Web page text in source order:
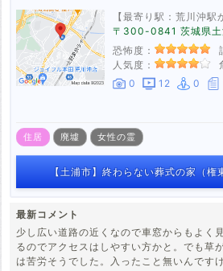
【最寄り駅：荒川沖駅
〒300-0841 茨城県土
恐怖度：
人気度：
0
12 0
住居 廃墟 女性の霊
【土浦市】終わらない葬式の家（権
最新コメント
少し広い道路の近くなので車窓からもよく
るのでアクセスはしやすい方かと。でも草
は苦労そうでした。入ったこと無いんです